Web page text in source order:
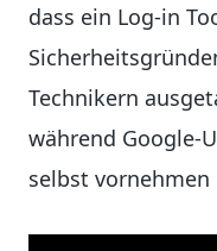
dass ein Log-in
Technikern
während Google-
selbst vornehmen